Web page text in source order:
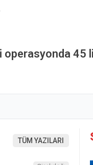
operasyonda
TÜM YAZILARI